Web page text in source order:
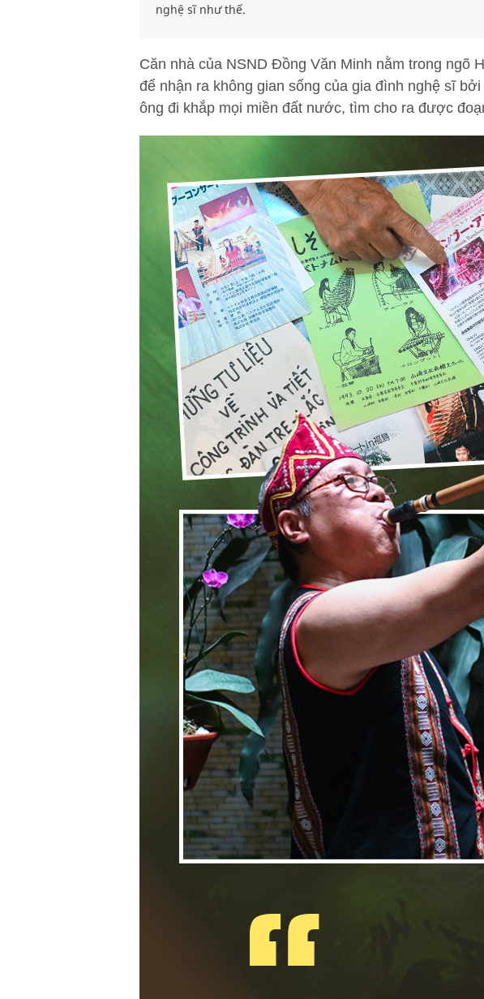
nghệ sĩ như thế.
Căn nhà của NSND Đồng Văn Minh nằm trong ngõ
để nhận ra không gian sống của gia đình nghệ sĩ
ông đi khắp mọi miền đất nước, tìm cho ra được